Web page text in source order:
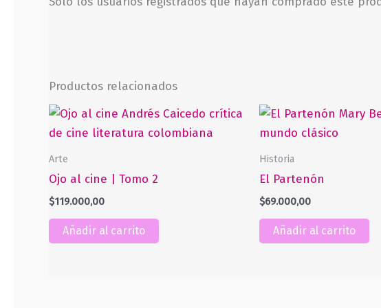
Productos relacionados
Arte
Ojo al cine | Tomo 2
$119.000,00
Añadir al carrito
Historia
El Partenón
$69.000,00
Añadir al carrito